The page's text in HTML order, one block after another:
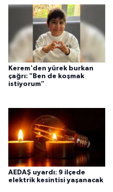
Kerem'den yürek burkan
çağrı: "Ben de koşmak
istiyorum"
AEDAŞ uyardı: 9 ilçede
elektrik kesintisi yaşanacak